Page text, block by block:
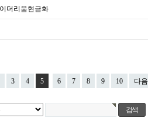
더리움현금화
3 4 5 6 7 8 9 10 다음